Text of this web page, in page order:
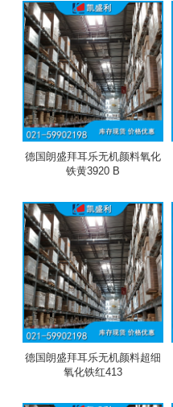
德国朗盛拜耳乐无机颜料氧化
铁黄3920 B
德国朗盛拜耳乐无机颜料超细
氧化铁红413